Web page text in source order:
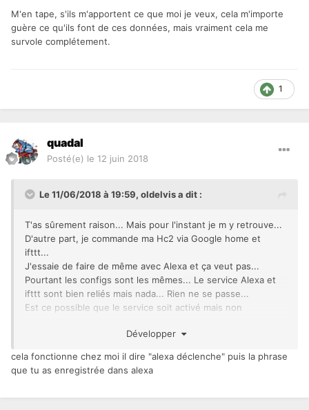
M'en tape, s'ils m'apportent ce que moi je veux, cela m'importe
guère ce qu'ils font de ces données, mais vraiment cela me
survole complétement.
1
quadal
Posté(e) le 12 juin 2018
Le 11/06/2018 à 19:59, oldelvisa dit :
T'as sûrement raison... Mais pour l'instant je m y retrouve...
D'autre part, je commande ma Hc2 via Google home et
ifttt...
J'essaie de faire de même avec Alexa et ça veut pas...
Pourtant les configs sont les mêmes... Le service Alexa et
ifttt sont bien reliés mais nada... Rien ne se passe...
Est ce possible que le service soit activé mais non
Développer
cela fonctionne chez moi il dire "alexa déclenche" puis la phrase
que tu as enregistrée dans alexa